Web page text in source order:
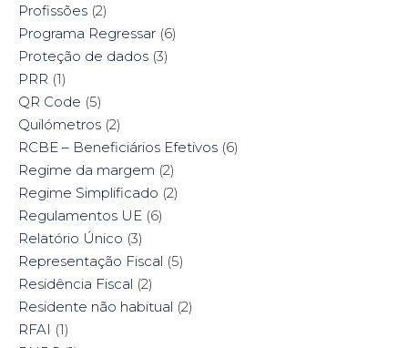
Profissões (2)
Programa Regressar (6)
Proteção de dados (3)
PRR (1)
QR Code (5)
Quilómetros (2)
RCBE – Beneficiários Efetivos (6)
Regime da margem (2)
Regime Simplificado (2)
Regulamentos UE (6)
Relatório Único (3)
Representação Fiscal (5)
Residência Fiscal (2)
Residente não habitual (2)
RFAI (1)